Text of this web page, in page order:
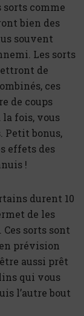
sorts comme
bien des
souvent
Les sorts
de
ces
de coups
la fois, vous
Petit bonus,
effets des
!
durent 10
de les
sorts sont
prévision
aussi prêt
qui vous
l’autre bout